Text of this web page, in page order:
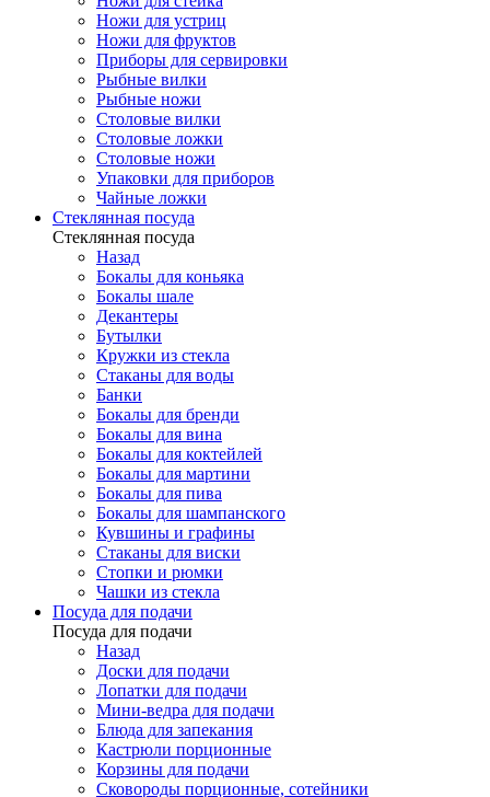
Ножи для устриц
Ножи для фруктов
Приборы для сервировки
Рыбные вилки
Рыбные ножи
Столовые вилки
Столовые ложки
Столовые ножи
Упаковки для приборов
Чайные ложки
Стеклянная посуда
Стеклянная посуда
Назад
Бокалы для коньяка
Бокалы шале
Декантеры
Бутылки
Кружки из стекла
Стаканы для воды
Банки
Бокалы для бренди
Бокалы для вина
Бокалы для коктейлей
Бокалы для мартини
Бокалы для пива
Бокалы для шампанского
Кувшины и графины
Стаканы для виски
Стопки и рюмки
Чашки из стекла
Посуда для подачи
Посуда для подачи
Назад
Доски для подачи
Лопатки для подачи
Мини-ведра для подачи
Блюда для запекания
Кастрюли порционные
Корзины для подачи
Сковороды порционные, сотейники